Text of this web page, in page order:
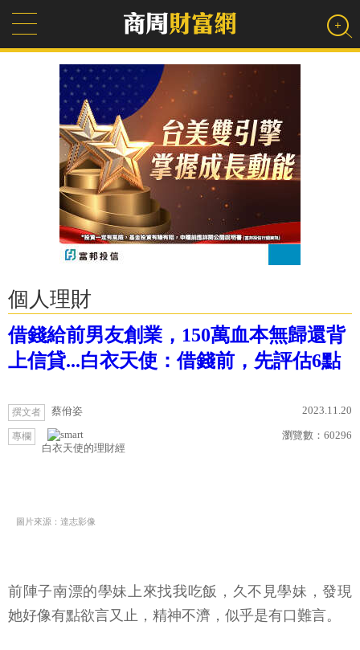
個人理財
借錢給前男友創業，150萬血本無歸還背
上信貸...白衣天使：借錢前，先評估6點
撰文者 蔡佾姿 2023.11.20
專欄
白衣天使的理財經
瀏覽數： 60296
圖片來源：達志影像
前陣子南漂的學妹上來找我吃飯，久不見學妹，發現
她好像有點欲言又止，精神不濟，似乎是有口難言。